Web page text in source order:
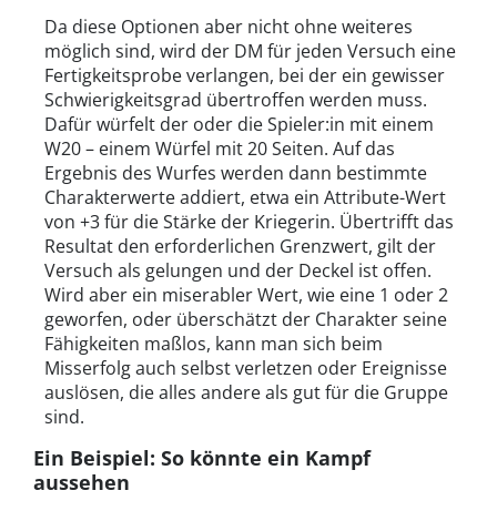
Da diese Optionen aber nicht ohne weiteres
möglich sind, wird der DM für jeden Versuch eine
Fertigkeitsprobe verlangen, bei der ein gewisser
Schwierigkeitsgrad übertroffen werden muss.
Dafür würfelt der oder die Spieler:in mit einem
W20 – einem Würfel mit 20 Seiten. Auf das
Ergebnis des Wurfes werden dann bestimmte
Charakterwerte addiert, etwa ein Attribute-Wert
von +3 für die Stärke der Kriegerin. Übertrifft das
Resultat den erforderlichen Grenzwert, gilt der
Versuch als gelungen und der Deckel ist offen.
Wird aber ein miserabler Wert, wie eine 1 oder 2
geworfen, oder überschätzt der Charakter seine
Fähigkeiten maßlos, kann man sich beim
Misserfolg auch selbst verletzen oder Ereignisse
auslösen, die alles andere als gut für die Gruppe
sind.
Ein Beispiel: So könnte ein Kampf
aussehen